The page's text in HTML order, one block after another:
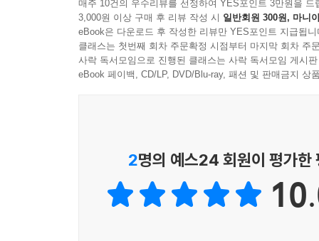
- 신규 선정: 대구의 오공공구일일(가이세키),
확인시켰다.
- 기존 유지: 부산의 팔레트(컨템포러리), 청주의
이로써 전국편에는 총 4곳의 식당이 리본 세 개의
평가와 유사한 수준의 일관성과 신뢰도를 보여
수 있는 객관적이고 보편적인 미식 지표를 제시한
매주 10건의 우수리뷰를 선정하여 YES포인트 3만원을 드
3,000원 이상 구매 후 리뷰 작성 시 일반회원 300원, 마니
eBook은 다운로드 후 작성한 리뷰만 YES포인트 지급됩니
클래스는 첫번째 회차 주문확정 시점부터 마지막 회차 주
사락 독서모임으로 진행된 클래스는 사락 독서모임 게시
eBook 페이백, CD/LP, DVD/Blu-ray, 패션 및 판매금지 상
2명의 예스24 회원이 평가한